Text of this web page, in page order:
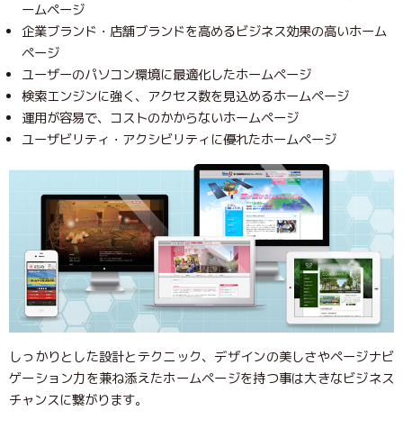
ームページ
企業ブランド・店舗ブランドを高めるビジネス効果の高いホーム
ページ
ユーザーのパソコン環境に最適化したホームページ
検索エンジンに強く、アクセス数を見込めるホームページ
運用が容易で、コストのかからないホームページ
ユーザビリティ・アクシビリティに優れたホームページ
しっかりとした設計とテクニック、デザインの美しさやページナビ
ゲーション力を兼ね添えたホームページを持つ事は大きなビジネス
チャンスに繋がります。